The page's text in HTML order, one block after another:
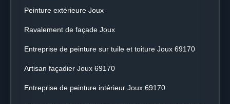
Peinture extérieure Joux
Ravalement de façade Joux
Entreprise de peinture sur tuile et toiture Joux 69170
Artisan façadier Joux 69170
Entreprise de peinture intérieur Joux 69170